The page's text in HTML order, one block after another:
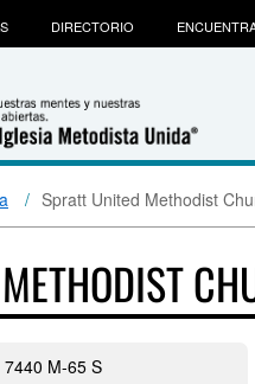
DIRECTORIO
Spratt United Methodist
7440 M-65 S